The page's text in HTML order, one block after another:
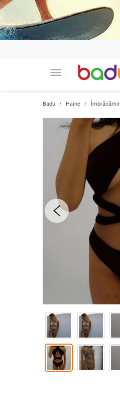
menu
Badu Haine